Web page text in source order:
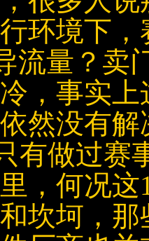
环境下
流量？卖
，事实
然没有解
有做过赛
，何况
坎坷，